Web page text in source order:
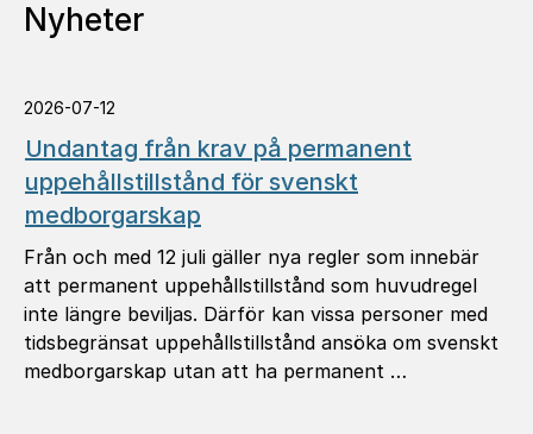
Nyheter
2026-07-12
Undantag från krav på permanent
uppehållstillstånd för svenskt
medborgarskap
Från och med 12 juli gäller nya regler som innebär
att permanent uppehållstillstånd som huvudregel
inte längre beviljas. Därför kan vissa personer med
tidsbegränsat uppehållstillstånd ansöka om svenskt
medborgarskap utan att ha permanent …